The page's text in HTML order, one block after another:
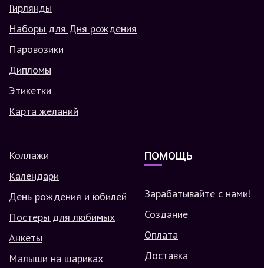
Гирлянды
Наборы для Дня рождения
Паровозики
Дипломы
Этикетки
Карта желаний
Коллажи
Календари
День рождения и юбилей
Постеры для любимых
Анкеты
Малыши на шариках
ПОМОЩЬ
Зарабатывайте с нами!
Создание
Оплата
Доставка